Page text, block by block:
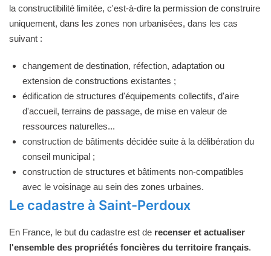
la constructibilité limitée, c'est-à-dire la permission de construire
uniquement, dans les zones non urbanisées, dans les cas
suivant :
changement de destination, réfection, adaptation ou
extension de constructions existantes ;
édification de structures d'équipements collectifs, d'aire
d'accueil, terrains de passage, de mise en valeur de
ressources naturelles...
construction de bâtiments décidée suite à la délibération du
conseil municipal ;
construction de structures et bâtiments non-compatibles
avec le voisinage au sein des zones urbaines.
Le cadastre à Saint-Perdoux
En France, le but du cadastre est de recenser et actualiser
l'ensemble des propriétés foncières du territoire français.